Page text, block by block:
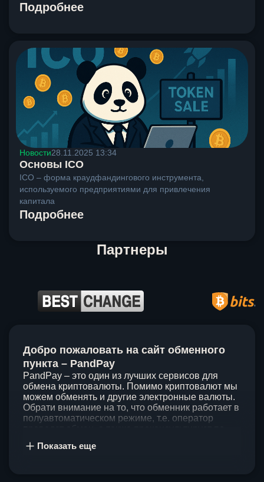
Подробнее
Новости28.11.2025 13:34
Основы ICO
ICO – форма краудфандингового инструмента,
используемого предприятиями для привлечения
капитала
Подробнее
Партнеры
Добро пожаловать на сайт обменного
пункта – PandPay
PandPay – это один из лучших сервисов для
обмена криптовалюты. Помимо криптовалют мы
можем обменять и другие электронные валюты.
Обрати внимание на то, что обменник работает в
полуавтоматическом режиме, т.е. оператор
клиентов, поэтому стараемся проводить обмены
Показать еще